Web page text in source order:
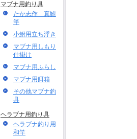
マブナ用釣り具
たか志作 真鮒
竿
小鮒用立ち浮き
マブナ用しもり
仕掛け
マブナ用ふらし
マブナ用餌箱
その他マブナ釣
具
ヘラブナ用釣り具
ヘラブナ釣り用
和竿